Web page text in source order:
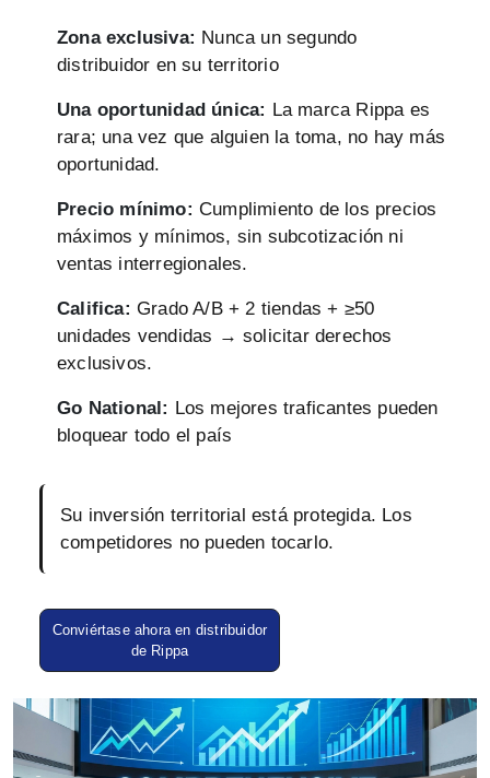
Zona exclusiva: Nunca un segundo
distribuidor en su territorio
Una oportunidad única: La marca Rippa es
rara; una vez que alguien la toma, no hay más
oportunidad.
Precio mínimo: Cumplimiento de los precios
máximos y mínimos, sin subcotización ni
ventas interregionales.
Califica: Grado A/B + 2 tiendas + ≥50
unidades vendidas → solicitar derechos
exclusivos.
Go National: Los mejores traficantes pueden
bloquear todo el país
Su inversión territorial está protegida. Los
competidores no pueden tocarlo.
Conviértase ahora en distribuidor
de Rippa